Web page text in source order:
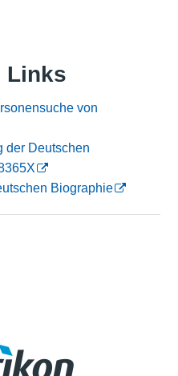
Links
von
der Deutschen
Biographie